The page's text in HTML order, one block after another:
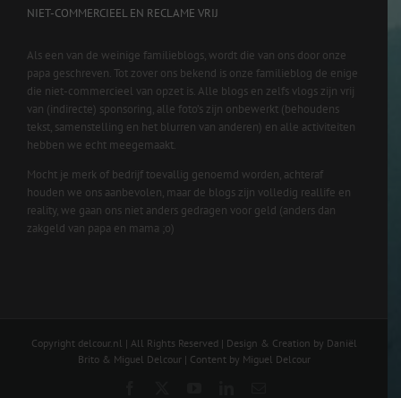
NIET-COMMERCIEEL EN RECLAME VRIJ
Als een van de weinige familieblogs, wordt die van ons door onze
papa geschreven. Tot zover ons bekend is onze familieblog de enige
die niet-commercieel van opzet is. Alle blogs en zelfs vlogs zijn vrij
van (indirecte) sponsoring, alle foto’s zijn onbewerkt (behoudens
tekst, samenstelling en het blurren van anderen) en alle activiteiten
hebben we echt meegemaakt.
Mocht je merk of bedrijf toevallig genoemd worden, achteraf
houden we ons aanbevolen, maar de blogs zijn volledig reallife en
reality, we gaan ons niet anders gedragen voor geld (anders dan
zakgeld van papa en mama ;o)
Copyright delcour.nl | All Rights Reserved | Design & Creation by Daniël
Brito & Miguel Delcour | Content by Miguel Delcour